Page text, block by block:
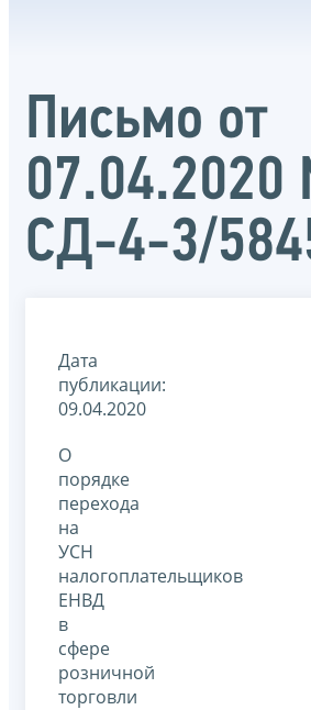
Письмо от
СД-4-3/
Дата
публикации:
09.04.2020
О
порядке
перехода
на
УСН
налогоплательщиков
ЕНВД
в
сфере
розничной
торговли